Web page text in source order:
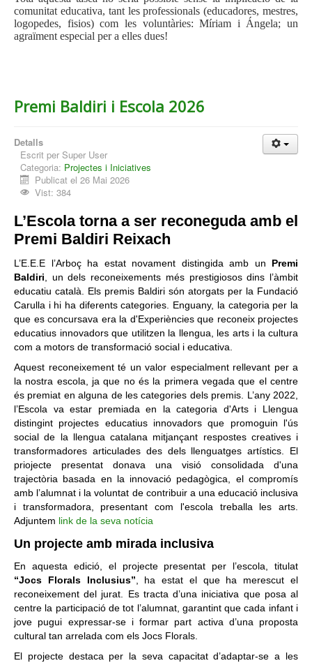
comunitat educativa, tant les professionals (educadores, mestres,
logopedes, fisios) com les voluntàries: Míriam i Ángela; un
agraïment especial per a elles dues!
Premi Baldiri i Escola 2026
Detalls
Escrit per Super User
Categoria: Projectes i Iniciatives
Publicat el 26 Mai 2026
Vist: 384
L’Escola torna a ser reconeguda amb el
Premi Baldiri Reixach
L’E.E.E l’Arboç ha estat novament distingida amb un Premi
Baldiri , un dels reconeixements més prestigiosos dins l’àmbit
educatiu català. Els premis Baldiri són atorgats per la Fundació
Carulla i hi ha diferents categories. Enguany, la categoria per la
que es concursava era la d'Experiències que reconeix projectes
educatius innovadors que utilitzen la llengua, les arts i la cultura
com a motors de transformació social i educativa.
Aquest reconeixement té un valor especialment rellevant per a
la nostra escola, ja que no és la primera vegada que el centre
és premiat en alguna de les categories dels premis. L’any 2022,
l’Escola va estar premiada en la categoria d'Arts i Llengua
distingint projectes educatius innovadors que promoguin l'ús
social de la llengua catalana mitjançant respostes creatives i
transformadores articulades des dels llenguatges artístics. El
priojecte presentat donava una visió consolidada d'una
trajectòria basada en la innovació pedagògica, el compromís
amb l’alumnat i la voluntat de contribuir a una educació inclusiva
i transformadora, presentant com l'escola treballa les arts.
Adjuntem link de la seva notícia
Un projecte amb mirada inclusiva
En aquesta edició, el projecte presentat per l’escola, titulat
“Jocs Florals Inclusius” , ha estat el que ha merescut el
reconeixement del jurat. Es tracta d’una iniciativa que posa al
centre la participació de tot l’alumnat, garantint que cada infant i
jove pugui expressar-se i formar part activa d’una proposta
cultural tan arrelada com els Jocs Florals.
El projecte destaca per la seva capacitat d’adaptar-se a les